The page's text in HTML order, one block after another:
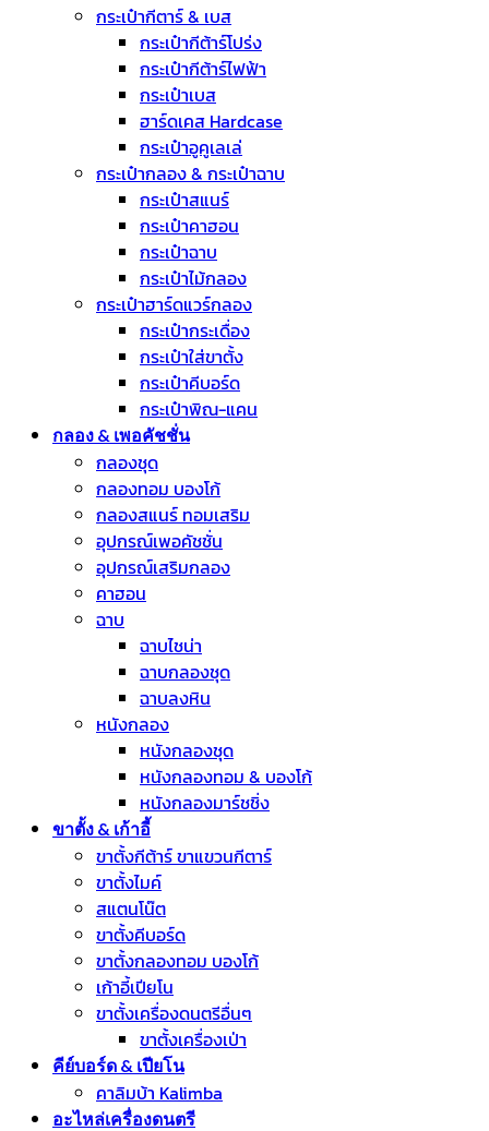
กระเป๋ากีตาร์ & เบส
กระเป๋ากีต้าร์โปร่ง
กระเป๋ากีต้าร์ไฟฟ้า
กระเป๋าเบส
ฮาร์ดเคส Hardcase
กระเป๋าอูคูเลเล่
กระเป๋ากลอง & กระเป๋าฉาบ
กระเป๋าสแนร์
กระเป๋าคาฮอน
กระเป๋าฉาบ
กระเป๋าไม้กลอง
กระเป๋าฮาร์ดแวร์กลอง
กระเป๋ากระเดื่อง
กระเป๋าใส่ขาตั้ง
กระเป๋าคีบอร์ด
กระเป๋าพิณ-แคน
กลอง & เพอคัชชั่น
กลองชุด
กลองทอม บองโก้
กลองสแนร์ ทอมเสริม
อุปกรณ์เพอคัชชั่น
อุปกรณ์เสริมกลอง
คาฮอน
ฉาบ
ฉาบไชน่า
ฉาบกลองชุด
ฉาบลงหิน
หนังกลอง
หนังกลองชุด
หนังกลองทอม & บองโก้
หนังกลองมาร์ชชิ่ง
ขาตั้ง & เก้าอี้
ขาตั้งกีต้าร์ ขาแขวนกีตาร์
ขาตั้งไมค์
สแตนโน๊ต
ขาตั้งคีบอร์ด
ขาตั้งกลองทอม บองโก้
เก้าอี้เปียโน
ขาตั้งเครื่องดนตรีอื่นๆ
ขาตั้งเครื่องเป่า
คีย์บอร์ด & เปียโน
คาลิมบ้า Kalimba
อะไหล่เครื่องดนตรี